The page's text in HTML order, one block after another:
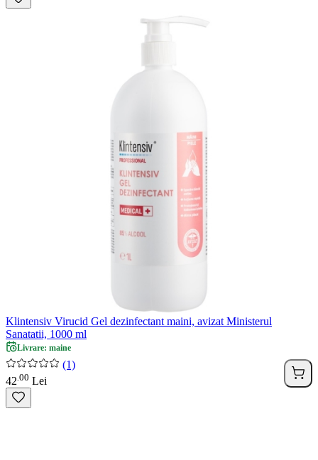
Klintensiv Virucid Gel dezinfectant maini, avizat Ministerul
Sanatatii, 1000 ml
Livrare: maine
(1)
42 00 Lei